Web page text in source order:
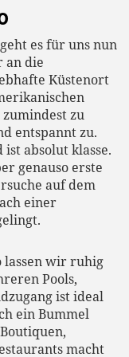
es für uns nun
an die
Küstenort
zu
entspannt zu.
absolut klasse.
genauso erste
auf dem
einer
lassen wir ruhig
Pools,
ist ideal
ein Bummel
macht